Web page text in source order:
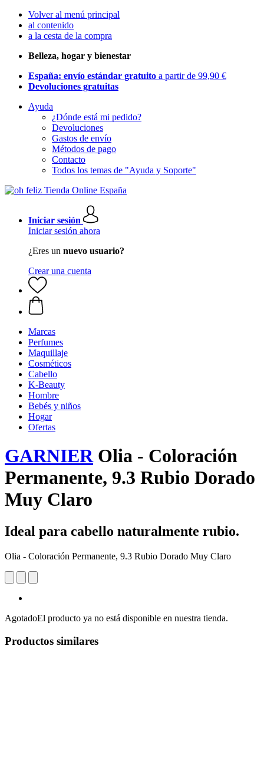
Volver al menú principal
al contenido
a la cesta de la compra
Belleza, hogar y bienestar
España: envío estándar gratuito a partir de 99,90 €
Devoluciones gratuitas
Ayuda
¿Dónde está mi pedido?
Devoluciones
Gastos de envío
Métodos de pago
Contacto
Todos los temas de "Ayuda y Soporte"
Iniciar sesión
Iniciar sesión ahora
¿Eres un nuevo usuario?
Crear una cuenta
Marcas
Perfumes
Maquillaje
Cosméticos
Cabello
K-Beauty
Hombre
Bebés y niños
Hogar
Ofertas
GARNIEROlia - Coloración
Permanente, 9.3 Rubio Dorado
Muy Claro
Ideal para cabello naturalmente rubio.
Olia - Coloración Permanente, 9.3 Rubio Dorado Muy Claro
AgotadoEl producto ya no está disponible en nuestra tienda.
Productos similares